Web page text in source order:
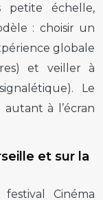
petite échelle,
: choisir un
globale
et veiller à
Le
à l’écran
et sur la
Cinéma